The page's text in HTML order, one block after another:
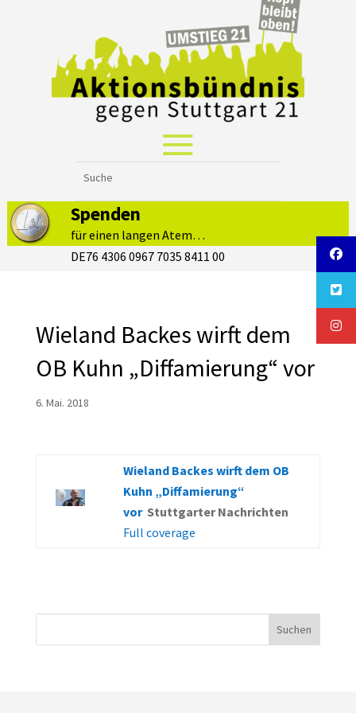
Spenden
für einen langen Atem…
DE76 4306 0967 7035 8411 00
Wieland Backes wirft dem
OB Kuhn „Diffamierung“ vor
6. Mai. 2018
Wieland Backes wirft dem OB
Kuhn „Diffamierung“
vor Stuttgarter Nachrichten
Full coverage
Suchen